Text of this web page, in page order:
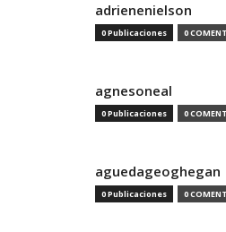
adrienenielson
0 Publicaciones 0
agnesoneal
0 Publicaciones 0
aguedageoghegan
0 Publicaciones 0